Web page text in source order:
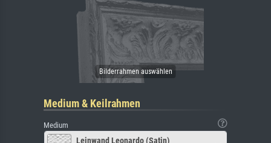
Medium & Keilrahmen
Medium
Leinwand Leonardo (Satin)